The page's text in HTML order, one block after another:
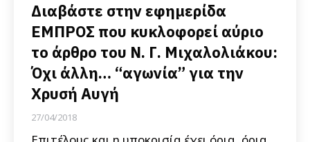
Διαβάστε στην εφημερίδα
ΕΜΠΡΟΣ που κυκλοφορεί αύριο
το άρθρο του Ν. Γ. Μιχαλολιάκου:
Όχι άλλη… “αγωνία” για την
Χρυσή Αυγή
27/04/2018